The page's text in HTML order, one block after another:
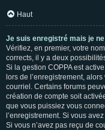
Haut
Je suis enregistré mais je
Vérifiez, en premier, votre
corrects, il y a deux
Si la gestion COPPA est
lors de l’enregistrement,
courriel. Certains forums
création de compte soit
que vous puissiez vous
l’enregistrement. Si vous
Si vous n’avez pas reçu de